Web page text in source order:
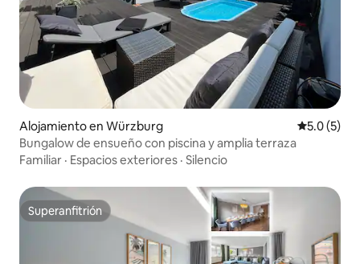
Alojamiento en Würzburg
5.0 (5)
Bungalow de ensueño con piscina y amplia terraza
Familiar · Espacios exteriores · Silencio
Superanfitrión
Superanfitrión